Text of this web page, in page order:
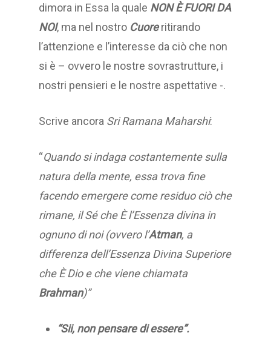
dimora in Essa la quale NON È FUORI DA
NOI, ma nel nostro Cuoreritirando
l’attenzione e l’interesse da ciò che non
si è – ovvero le nostre sovrastrutture, i
nostri pensieri e le nostre aspettative -.
Scrive ancora Sri Ramana Maharshi:
“Quando si indaga costantemente sulla
natura della mente, essa trova fine
facendo emergere come residuo ciò che
rimane, il Sé che È l’Essenza divina in
ognuno di noi (ovvero l’Atman, a
differenza dell’Essenza Divina Superiore
che È Dio e che viene chiamata
Brahman)”
“Sii, non pensare di essere”.